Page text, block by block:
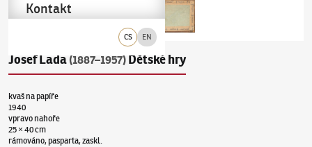
CS EN
Kontakt
Josef Lada(1887–1957) Dětské hry
kvaš na papíře
1940
vpravo nahoře
25 × 40 cm
rámováno, pasparta, zaskl.